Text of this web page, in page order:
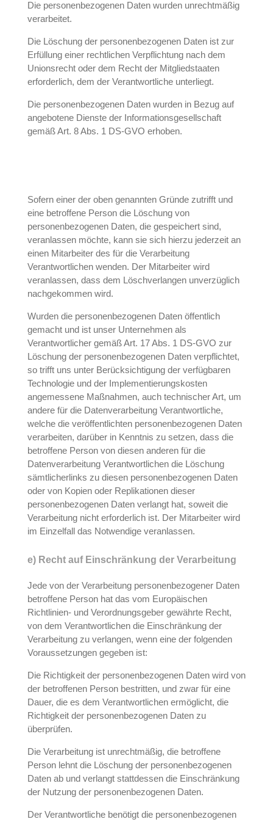
Die personenbezogenen Daten wurden unrechtmäßig
verarbeitet.
Die Löschung der personenbezogenen Daten ist zur
Erfüllung einer rechtlichen Verpflichtung nach dem
Unionsrecht oder dem Recht der Mitgliedstaaten
erforderlich, dem der Verantwortliche unterliegt.
Die personenbezogenen Daten wurden in Bezug auf
angebotene Dienste der Informationsgesellschaft
gemäß Art. 8 Abs. 1 DS-GVO erhoben.
Sofern einer der oben genannten Gründe zutrifft und
eine betroffene Person die Löschung von
personenbezogenen Daten, die gespeichert sind,
veranlassen möchte, kann sie sich hierzu jederzeit an
einen Mitarbeiter des für die Verarbeitung
Verantwortlichen wenden. Der Mitarbeiter wird
veranlassen, dass dem Löschverlangen unverzüglich
nachgekommen wird.
Wurden die personenbezogenen Daten öffentlich
gemacht und ist unser Unternehmen als
Verantwortlicher gemäß Art. 17 Abs. 1 DS-GVO zur
Löschung der personenbezogenen Daten verpflichtet,
so trifft uns unter Berücksichtigung der verfügbaren
Technologie und der Implementierungskosten
angemessene Maßnahmen, auch technischer Art, um
andere für die Datenverarbeitung Verantwortliche,
welche die veröffentlichten personenbezogenen Daten
verarbeiten, darüber in Kenntnis zu setzen, dass die
betroffene Person von diesen anderen für die
Datenverarbeitung Verantwortlichen die Löschung
sämtlicherlinks zu diesen personenbezogenen Daten
oder von Kopien oder Replikationen dieser
personenbezogenen Daten verlangt hat, soweit die
Verarbeitung nicht erforderlich ist. Der Mitarbeiter wird
im Einzelfall das Notwendige veranlassen.
e) Recht auf Einschränkung der Verarbeitung
Jede von der Verarbeitung personenbezogener Daten
betroffene Person hat das vom Europäischen
Richtlinien- und Verordnungsgeber gewährte Recht,
von dem Verantwortlichen die Einschränkung der
Verarbeitung zu verlangen, wenn eine der folgenden
Voraussetzungen gegeben ist:
Die Richtigkeit der personenbezogenen Daten wird von
der betroffenen Person bestritten, und zwar für eine
Dauer, die es dem Verantwortlichen ermöglicht, die
Richtigkeit der personenbezogenen Daten zu
überprüfen.
Die Verarbeitung ist unrechtmäßig, die betroffene
Person lehnt die Löschung der personenbezogenen
Daten ab und verlangt stattdessen die Einschränkung
der Nutzung der personenbezogenen Daten.
Der Verantwortliche benötigt die personenbezogenen